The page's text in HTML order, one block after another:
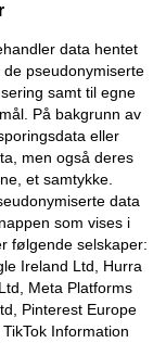
innstillinger
data hentet
pseudonymiserte
samt til egne
På bakgrunn av
eller
men også deres
et samtykke.
data
som vises i
følgende selskaper:
Ireland Ltd, Hurra
Meta Platforms
Pinterest Europe
Information